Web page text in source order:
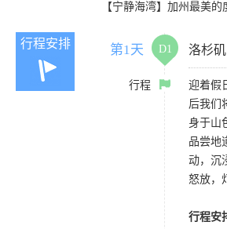
【宁静海湾】加州最美
行程安排 第1天 D1 洛杉
行程
迎着假
后我们
身于山
品尝地
动，沉
怒放，
行程安